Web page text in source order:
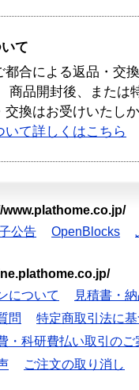
て
都合による返品・交
商品開封後、または
交換はお受けいたし
いて詳しくはこちら
www.plathome.co.jp/
公告 OpenBlocks
について
見積書・
問
特定商取引法に
・科研費払い取引のご
ご注文の取り消し